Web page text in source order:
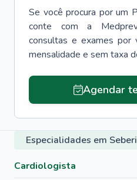
Se você procura por um
conte com a
consultas e exames por
mensalidade e sem taxa
Agendar
Especialidades em
Cardiologista